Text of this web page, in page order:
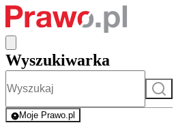
Wyszukiwarka
Szukaj
Moje Prawo.pl
- rejestracja i logowanie do serwisu